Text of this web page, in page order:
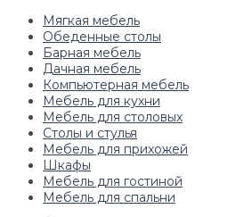
Мягкая мебель
Обеденные столы
Барная мебель
Дачная мебель
Компьютерная мебель
Мебель для кухни
Мебель для столовых
Столы и стулья
Мебель для прихожей
Шкафы
Мебель для гостиной
Мебель для спальни